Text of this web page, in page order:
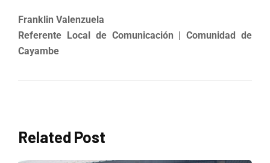
Franklin Valenzuela
Referente Local de Comunicación | Comunidad de
Cayambe
Related Post